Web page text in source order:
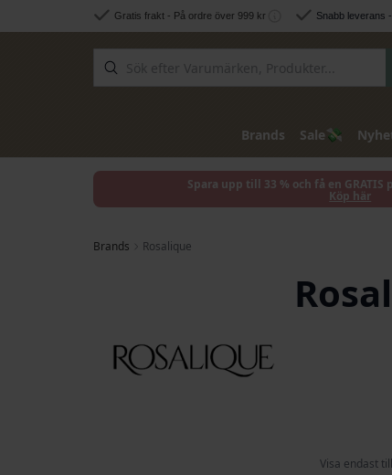
Hoppa till innehålletGratis frakt - På ordre över 999 kr Snabb leverans
Brands Sale💸
Spara upp till 33 % och få en
Köp här
Brands Rosalique
Visa endast